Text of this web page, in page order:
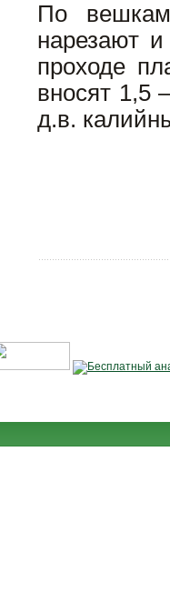
По
нарезают
проходе
вносят 1,5
д.в.